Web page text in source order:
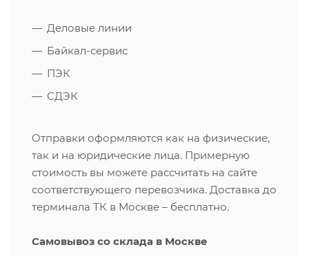
Деловые линии
Байкал-сервис
ПЭК
СДЭК
Отправки оформляются как на физические,
так и на юридические лица. Примерную
стоимость вы можете рассчитать на сайте
соответствующего перевозчика. Доставка до
терминала ТК в Москве – бесплатно.
Самовывоз со склада в Москве